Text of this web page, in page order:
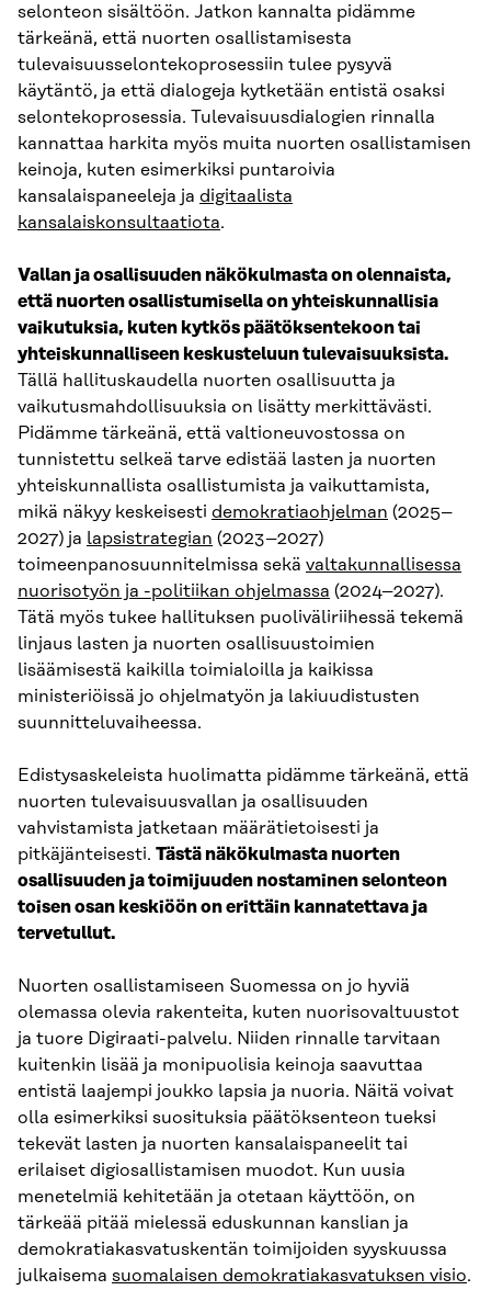
selonteon sisältöön. Jatkon kannalta pidämme
tärkeänä, että nuorten osallistamisesta
tulevaisuusselontekoprosessiin tulee pysyvä
käytäntö, ja että dialogeja kytketään entistä osaksi
selontekoprosessia. Tulevaisuusdialogien rinnalla
kannattaa harkita myös muita nuorten osallistamisen
keinoja, kuten esimerkiksi puntaroivia
kansalaispaneeleja ja digitaalista
kansalaiskonsultaatiota.
Vallan ja osallisuuden näkökulmasta on olennaista,
että nuorten osallistumisella on yhteiskunnallisia
vaikutuksia, kuten kytkös päätöksentekoon tai
yhteiskunnalliseen keskusteluun tulevaisuuksista.
Tällä hallituskaudella nuorten osallisuutta ja
vaikutusmahdollisuuksia on lisätty merkittävästi.
Pidämme tärkeänä, että valtioneuvostossa on
tunnistettu selkeä tarve edistää lasten ja nuorten
yhteiskunnallista osallistumista ja vaikuttamista,
mikä näkyy keskeisesti demokratiaohjelman (2025–
2027) ja lapsistrategian (2023–2027)
toimeenpanosuunnitelmissa sekä valtakunnallisessa
nuorisotyön ja -politiikan ohjelmassa (2024–2027).
Tätä myös tukee hallituksen puoliväliriihessä tekemä
linjaus lasten ja nuorten osallisuustoimien
lisäämisestä kaikilla toimialoilla ja kaikissa
ministeriöissä jo ohjelmatyön ja lakiuudistusten
suunnitteluvaiheessa.
Edistysaskeleista huolimatta pidämme tärkeänä, että
nuorten tulevaisuusvallan ja osallisuuden
vahvistamista jatketaan määrätietoisesti ja
pitkäjänteisesti. Tästä näkökulmasta nuorten
osallisuuden ja toimijuuden nostaminen selonteon
toisen osan keskiöön on erittäin kannatettava ja
tervetullut.
Nuorten osallistamiseen Suomessa on jo hyviä
olemassa olevia rakenteita, kuten nuorisovaltuustot
ja tuore Digiraati-palvelu. Niiden rinnalle tarvitaan
kuitenkin lisää ja monipuolisia keinoja saavuttaa
entistä laajempi joukko lapsia ja nuoria. Näitä voivat
olla esimerkiksi suosituksia päätöksenteon tueksi
tekevät lasten ja nuorten kansalaispaneelit tai
erilaiset digiosallistamisen muodot. Kun uusia
menetelmiä kehitetään ja otetaan käyttöön, on
tärkeää pitää mielessä eduskunnan kanslian ja
demokratiakasvatuskentän toimijoiden syyskuussa
julkaisema suomalaisen demokratiakasvatuksen visio.